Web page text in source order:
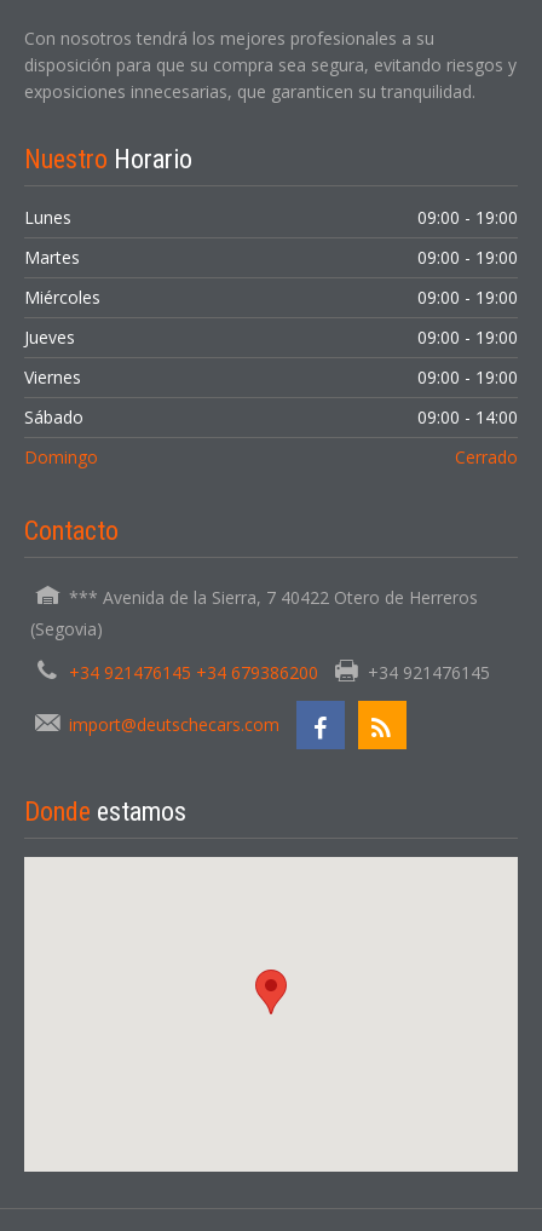
Con nosotros tendrá los mejores profesionales a su
disposición para que su compra sea segura, evitando riesgos y
exposiciones innecesarias, que garanticen su tranquilidad.
Nuestro Horario
Lunes
09:00 - 19:00
Martes
09:00 - 19:00
Miércoles
09:00 - 19:00
Jueves
09:00 - 19:00
Viernes
09:00 - 19:00
Sábado
09:00 - 14:00
Domingo
Cerrado
Contacto
*** Avenida de la Sierra, 7 40422 Otero de Herreros
(Segovia)
+34 921476145 +34 679386200
+34 921476145
import@deutschecars.com
Donde estamos